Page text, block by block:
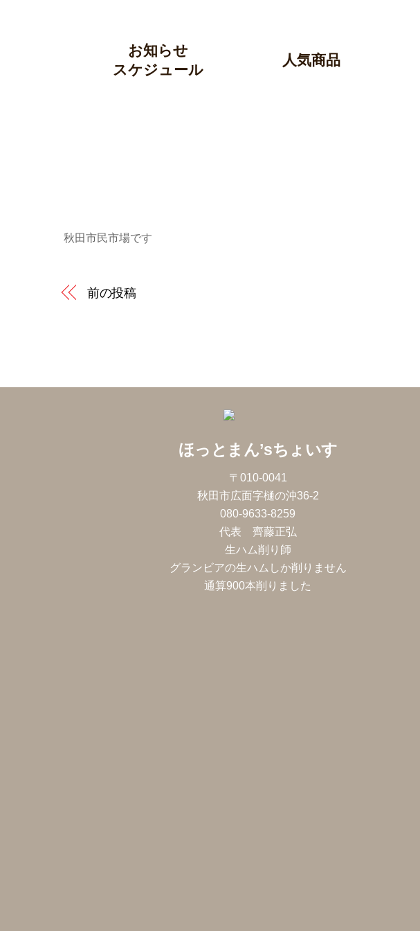
お知らせ
スケジュール
人気商品
秋田市民市場です
前の投稿
ほっとまん’sちょいす
〒010-0041
秋田市広面字樋の沖36-2
080-9633-8259
代表 齊藤正弘
生ハム削り師
グランビアの生ハムしか削りません
通算900本削りました